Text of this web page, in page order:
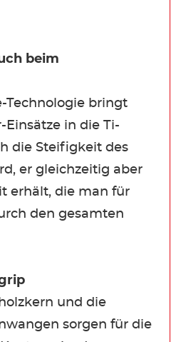
beim
Technologie bringt
in die Ti-
die Steifigkeit des
er gleichzeitig aber
erhält, die man für
den gesamten
und die
sorgen für die